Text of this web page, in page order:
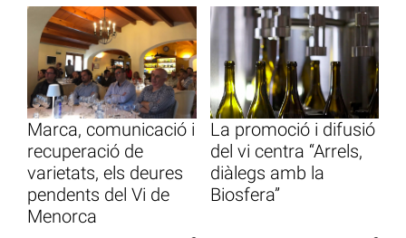
Marca, comunicació i
recuperació de
varietats, els deures
pendents del Vi de
Menorca
La promoció i difusió
del vi centra “Arrels,
diàlegs amb la
Biosfera”